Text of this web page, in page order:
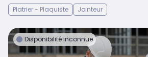
Platrier - Plaquiste
Jointeur
Disponibilité inconnue